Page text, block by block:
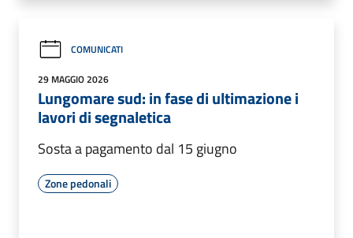
COMUNICATI
29 MAGGIO 2026
Lungomare sud: in fase di ultimazione i
lavori di segnaletica
Sosta a pagamento dal 15 giugno
Zone pedonali